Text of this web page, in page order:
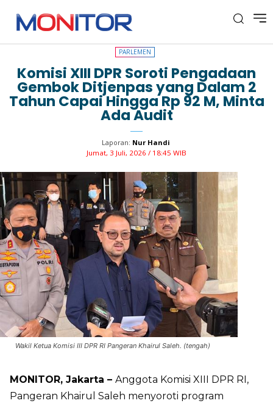
PARLEMEN
PARLEMEN
Komisi XIII DPR Soroti Pengadaan
Gembok Ditjenpas yang Dalam 2
Tahun Capai Hingga Rp 92 M, Minta
Ada Audit
Laporan: Nur Handi
Jumat, 3 Juli, 2026 / 18:45 WIB
Wakil Ketua Komisi III DPR RI Pangeran Khairul Saleh. (tengah)
MONITOR, Jakarta – Anggota Komisi XIII DPR RI,
Pangeran Khairul Saleh menyoroti program